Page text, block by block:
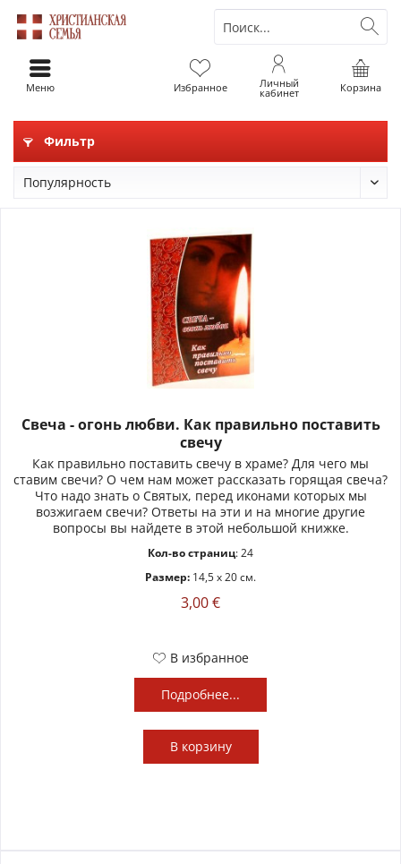
Корзина
Избранное Личный
кабинет
Меню
Фильтр
Свеча - огонь любви. Как правильно поставить
свечу
Как правильно поставить свечу в храме? Для чего мы
ставим свечи? О чем нам может рассказать горящая свеча?
Что надо знать о Святых, перед иконами которых мы
возжигаем свечи? Ответы на эти и на многие другие
вопросы вы найдете в этой небольшой книжке.
Кол-во страниц: 24
Размер: 14,5 x 20 см.
3,00 €
В избранное
Подробнее...
В корзину